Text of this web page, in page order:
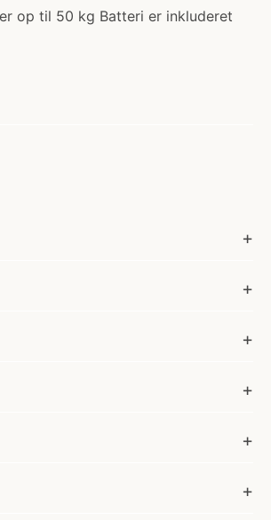
op til 50 kg Batteri er inkluderet